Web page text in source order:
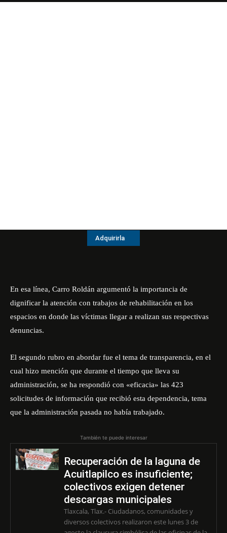
Adquirirla
En esa línea, Carro Roldán argumentó la importancia de
dignificar la atención con trabajos de rehabilitación en los
espacios en donde las víctimas llegar a realizan sus respectivas
denuncias.
El segundo rubro en abordar fue el tema de transparencia, en el
cual hizo mención que durante el tiempo que lleva su
administración, se ha respondió con «eficacia» las 423
solicitudes de información que recibió esta dependencia, tema
que la administración pasada no había trabajado.
También te puede interesar
Recuperación de la laguna de
Acuitlapilco es insuficiente;
colectivos exigen detener
descargas municipales
Tlaxcala, Tlax.- Ciudadanos, comunidades y
diversos colectivos realizaron este lunes 3 de